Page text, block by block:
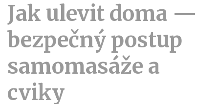
Jak ulevit doma —
bezpečný postup
samomasáže a
cviky